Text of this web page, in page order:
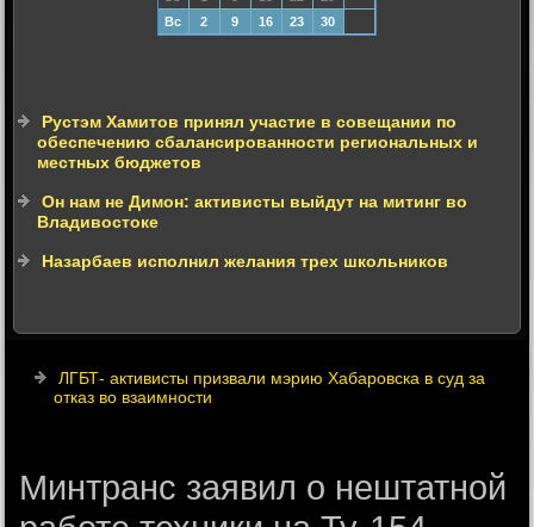
Вс
2 9 16 23 30
Рустэм Хамитов принял участие в совещании по
обеспечению сбалансированности региональных и
местных бюджетов
Он нам не Димон: активисты выйдут на митинг во
Владивостоке
Назарбаев исполнил желания трех школьников
ЛГБТ- активисты призвали мэрию Хабаровска в суд за
отказ во взаимности
Минтранс заявил о нештатной